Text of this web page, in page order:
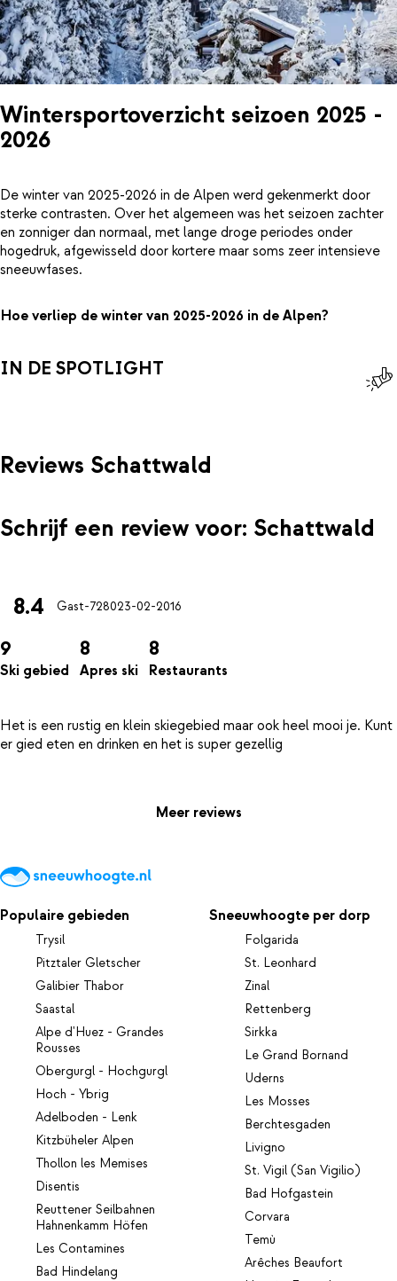
Wintersportoverzicht seizoen 2025 -
2026
De winter van 2025-2026 in de Alpen werd gekenmerkt door
sterke contrasten. Over het algemeen was het seizoen zachter
en zonniger dan normaal, met lange droge periodes onder
hogedruk, afgewisseld door kortere maar soms zeer intensieve
sneeuwfases.
Hoe verliep de winter van 2025-2026 in de Alpen?
IN DE SPOTLIGHT
Reviews Schattwald
Schrijf een review voor: Schattwald
8.4 Gast-728023-02-2016
9
Ski gebied
8
Apres ski
8
Restaurants
Het is een rustig en klein skiegebied maar ook heel mooi je. Kunt
er gied eten en drinken en het is super gezellig
Meer reviews
Populaire gebieden
Trysil
Pitztaler Gletscher
Galibier Thabor
Saastal
Alpe d'Huez - Grandes
Rousses
Obergurgl - Hochgurgl
Hoch - Ybrig
Adelboden - Lenk
Kitzbüheler Alpen
Thollon les Memises
Disentis
Reuttener Seilbahnen
Hahnenkamm Höfen
Les Contamines
Bad Hindelang
Sneeuwhoogte per dorp
Folgarida
St. Leonhard
Zinal
Rettenberg
Sirkka
Le Grand Bornand
Uderns
Les Mosses
Berchtesgaden
Livigno
St. Vigil (San Vigilio)
Bad Hofgastein
Corvara
Temù
Arêches Beaufort